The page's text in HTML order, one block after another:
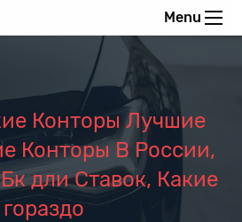
Menu
Конторы Лучшие
Конторы В России,
дли Ставок, Какие
гораздо